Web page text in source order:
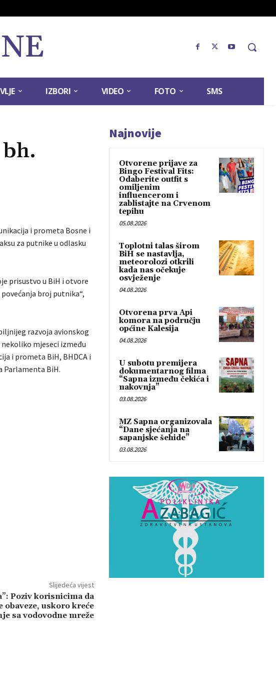
IZBORI VIDEO FOTO SMS
i prometa Bosne i
za putnike u odlasku
prisustvo u BiH i otvore
broj putnika“,
razvoja avionskog
mjeseci između
i prometa BiH, BHDCA i
Parlamenta BiH.
Slijedeća vijest
Poziv korisnicima da
obaveze, uskoro kreće
sa vodovodne mreže
Najnovije
Otvorene prijave za
Bingo Festival Fits:
Odaberite outfit s
omiljenim
influencerom i
zablistajte na Crvenom
tepihu
05.08.2026
Toplotni talas širom
BiH se nastavlja,
meteorolozi otkrili
kada nas očekuje
osvježenje
04.08.2026
Otvorena prva Api
komora na području
općine Kalesija
04.08.2026
U subotu premijera
dokumentarnog filma
“Sapna između čekića i
nakovnja”
03.08.2026
MZ Sapna organizovala
“Dane sjećanja na
sapanjske šehide”
03.08.2026